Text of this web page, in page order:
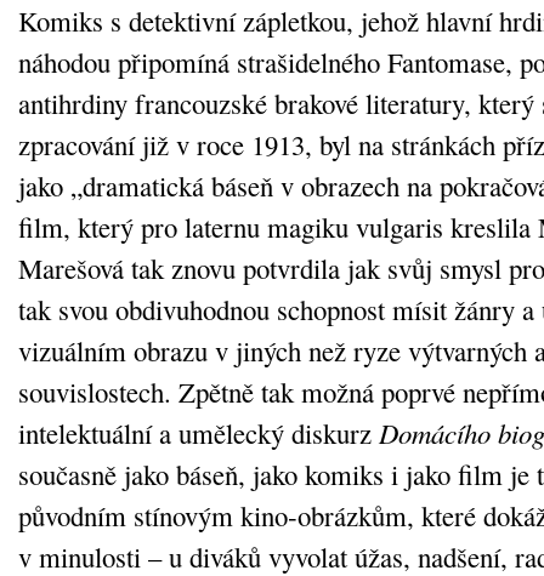
Komiks s detektivní zápletkou, jehož hlavní
náhodou připomíná strašidelného Fantomase,
antihrdiny francouzské brakové literatury,
zpracování již v roce 1913, byl na stránkách
jako „dramatická báseň v obrazech na
film, který pro laternu magiku vulgaris kreslila
Marešová tak znovu potvrdila jak svůj smysl
tak svou obdivuhodnou schopnost mísit žánry a
vizuálním obrazu v jiných než ryze výtvarných
souvislostech. Zpětně tak možná poprvé
intelektuální a umělecký diskurz Domácího
současně jako báseň, jako komiks i jako film je
původním stínovým kino‑obrázkům, které
v minulosti – u diváků vyvolat úžas, nadšení,